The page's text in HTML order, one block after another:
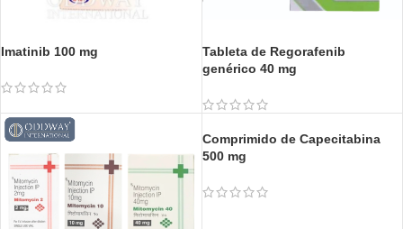
Tableta de Regorafenib